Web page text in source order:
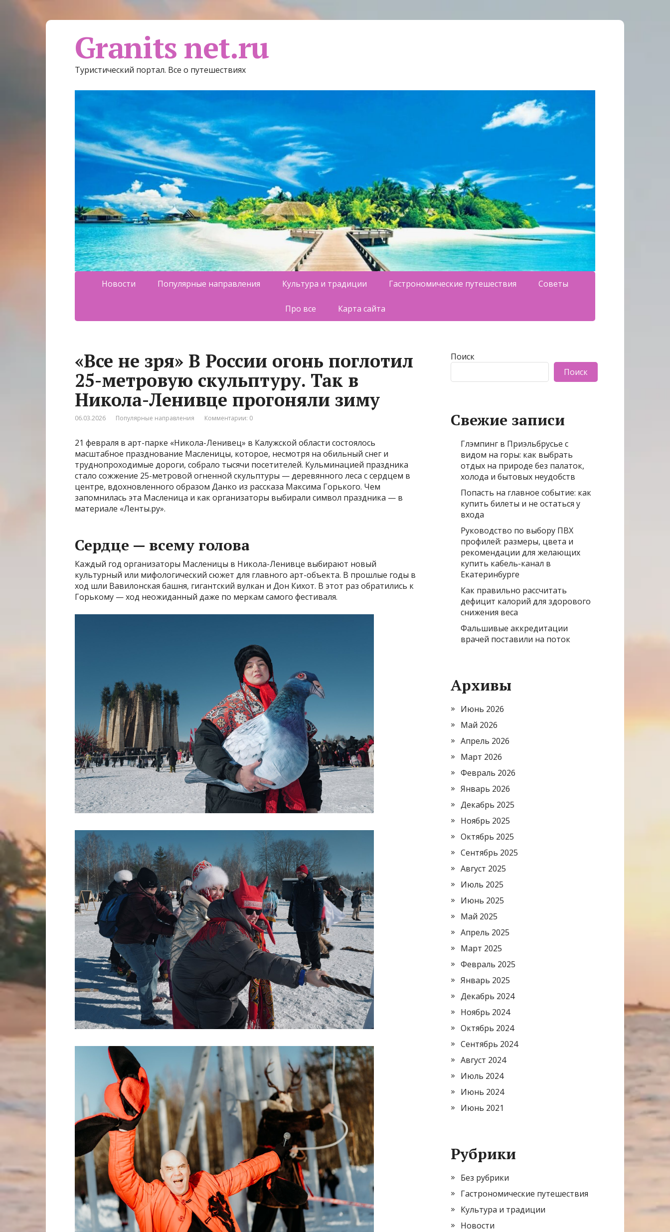
Granits net.ru
Туристический портал. Все о путешествиях
Новости Популярные направления Культура и традиции Гастрономические путешествия Советы
Про все Карта сайта
«Все не зря» В России огонь поглотил
25-метровую скульптуру. Так в
Никола-Ленивце прогоняли зиму
06.03.2026 Популярные направления Комментарии: 0
21 февраля в арт-парке «Никола-Ленивец» в Калужской области состоялось
масштабное празднование Масленицы, которое, несмотря на обильный снег и
труднопроходимые дороги, собрало тысячи посетителей. Кульминацией праздника
стало сожжение 25-метровой огненной скульптуры — деревянного леса с сердцем в
центре, вдохновленного образом Данко из рассказа Максима Горького. Чем
запомнилась эта Масленица и как организаторы выбирали символ праздника — в
материале «Ленты.ру».
Сердце — всему голова
Каждый год организаторы Масленицы в Никола-Ленивце выбирают новый
культурный или мифологический сюжет для главного арт-объекта. В прошлые годы в
ход шли Вавилонская башня, гигантский вулкан и Дон Кихот. В этот раз обратились к
Горькому — ход неожиданный даже по меркам самого фестиваля.
Поиск
Поиск
Свежие записи
Глэмпинг в Приэльбрусье с
видом на горы: как выбрать
отдых на природе без палаток,
холода и бытовых неудобств
Попасть на главное событие: как
купить билеты и не остаться у
входа
Руководство по выбору ПВХ
профилей: размеры, цвета и
рекомендации для желающих
купить кабель-канал в
Екатеринбурге
Как правильно рассчитать
дефицит калорий для здорового
снижения веса
Фальшивые аккредитации
врачей поставили на поток
Архивы
Июнь 2026
Май 2026
Апрель 2026
Март 2026
Февраль 2026
Январь 2026
Декабрь 2025
Ноябрь 2025
Октябрь 2025
Сентябрь 2025
Август 2025
Июль 2025
Июнь 2025
Май 2025
Апрель 2025
Март 2025
Февраль 2025
Январь 2025
Декабрь 2024
Ноябрь 2024
Октябрь 2024
Сентябрь 2024
Август 2024
Июль 2024
Июнь 2024
Июнь 2021
Рубрики
Без рубрики
Гастрономические путешествия
Культура и традиции
Новости